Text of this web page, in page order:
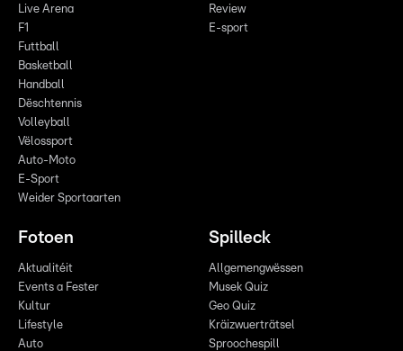
Live Arena
F1
Futtball
Basketball
Handball
Dëschtennis
Volleyball
Vëlossport
Auto-Moto
E-Sport
Weider Sportaarten
Review
E-sport
Fotoen
Aktualitéit
Events a Fester
Kultur
Lifestyle
Auto
Spilleck
Allgemengwëssen
Musek Quiz
Geo Quiz
Kräizwuerträtsel
Sproochespill